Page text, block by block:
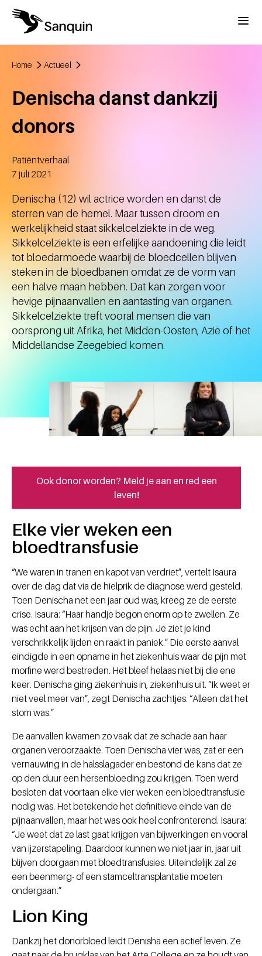
Overslaan en naar de inhoud gaan
Menu
Home Actueel
Denischa danst dankzij
donors
Patiëntverhaal
Aangemaakt
7 juli 2021
Denischa (12) wil actrice worden en danst de
sterren van de hemel. Maar tussen droom en
werkelijkheid staat sikkelcelziekte in de weg.
Sikkelcelziekte is een erfelijke aandoening die leidt
tot bloedarmoede waarbij de bloedcellen blijven
steken in de bloedbanen omdat ze de vorm van
een halve maan hebben. Dat kan zorgen voor
hevige pijnaanvallen en aantasting van organen.
Sikkelcelziekte treft vooral mensen die van
oorsprong uit Afrika, het Midden-Oosten, Azië of het
Middellandse Zeegebied komen.
Ook donor worden? Meld je aan en red een
leven!
Elke vier weken een
bloedtransfusie
“We waren in tranen en kapot van verdriet”, vertelt Isaura
over de dag dat via de hielprik de diagnose werd gesteld.
Toen Denischa net een jaar oud was, kreeg ze de eerste
crise. Isaura: “Haar handje begon enorm op te zwellen. Ze
was echt aan het krijsen van de pijn. Je ziet je kind
verschrikkelijk lijden en raakt in paniek.” Die eerste aanval
eindigde in een opname in het ziekenhuis waar de pijn met
morfine werd bestreden. Het bleef helaas niet bij die ene
keer. Denischa ging ziekenhuis in, ziekenhuis uit. “Ik weet er
niet veel meer van”, zegt Denischa zachtjes. “Alleen dat het
stom was.”
De aanvallen kwamen zo vaak dat ze schade aan haar
organen veroorzaakte. Toen Denischa vier was, zat er een
vernauwing in de halsslagader en bestond de kans dat ze
op den duur een hersenbloeding zou krijgen. Toen werd
besloten dat voortaan elke vier weken een bloedtransfusie
nodig was. Het betekende het definitieve einde van de
pijnaanvallen, maar het was ook heel confronterend. Isaura:
“Je weet dat ze last gaat krijgen van bijwerkingen en vooral
van ijzerstapeling. Daardoor kunnen we niet jaar in, jaar uit
blijven doorgaan met bloedtransfusies. Uiteindelijk zal ze
een beenmerg- of een stamceltransplantatie moeten
ondergaan.”
Lion King
Dankzij het donorbloed leidt Denisha een actief leven. Ze